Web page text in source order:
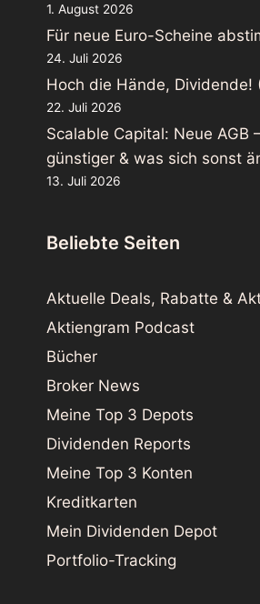
1. August 2026
Für neue Euro-Scheine
24. Juli 2026
Hoch die Hände, Dividende!
22. Juli 2026
Scalable Capital: Neue AGB
günstiger & was sich sonst
13. Juli 2026
Beliebte Seiten
Aktuelle Deals, Rabatte &
Aktiengram Podcast
Bücher
Broker News
Meine Top 3 Depots
Dividenden Reports
Meine Top 3 Konten
Kreditkarten
Mein Dividenden Depot
Portfolio-Tracking